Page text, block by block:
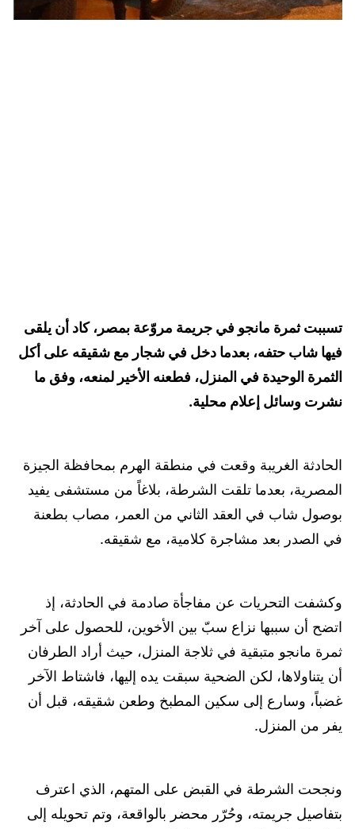
تسببت ثمرة مانجو في جريمة مروّعة بمصر، كاد أن يلقى
فيها شاب حتفه، بعدما دخل في شجار مع شقيقه على أكل
الثمرة الوحيدة في المنزل، فطعنه الأخير لمنعه، وفق ما
نشرت وسائل إعلام محلية.
الحادثة الغريبة وقعت في منطقة الهرم بمحافظة الجيزة
المصرية، بعدما تلقت الشرطة، بلاغاً من مستشفى يفيد
بوصول شاب في العقد الثاني من العمر، مصاب بطعنة
في الصدر بعد مشاجرة كلامية، مع شقيقه.
وكشفت التحريات عن مفاجأة صادمة في الحادثة، إذ
اتضح أن سببها نزاع سبّ بين الأخوين، للحصول على آخر
ثمرة مانجو متبقية في ثلاجة المنزل، حيث أراد الطرفان
أن يتناولاها، لكن الضحية سبقت يده إليها، فاشتاط الآخر
غضباً، وسارع إلى سكين المطبخ وطعن شقيقه، قبل أن
يفر من المنزل.
ونجحت الشرطة في القبض على المتهم، الذي اعترف
بتفاصيل جريمته، وحُرّر محضر بالواقعة، وتم تحويله إلى